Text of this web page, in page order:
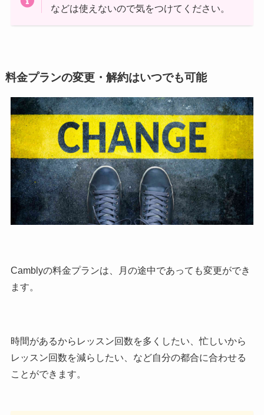
などは使えないので気をつけてください。
料金プランの変更・解約はいつでも可能
Camblyの料金プランは、月の途中であっても変更ができ
ます。
時間があるからレッスン回数を多くしたい、忙しいから
レッスン回数を減らしたい、など自分の都合に合わせる
ことができます。